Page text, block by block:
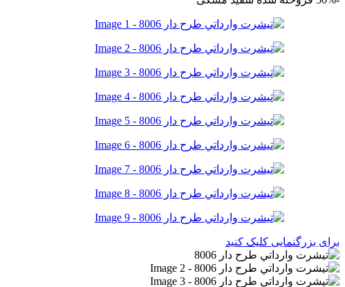
برای بزرگنمایی کلیک کنید